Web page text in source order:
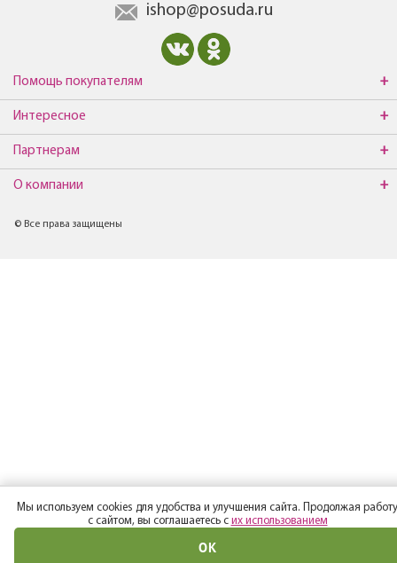
ishop@posuda.ru
Помощь покупателям
Интересное
Партнерам
О компании
© Все права защищены
Мы используем cookies для удобства и улучшения сайта. Продолжая работу
с сайтом, вы соглашаетесь с их использованием
ОК